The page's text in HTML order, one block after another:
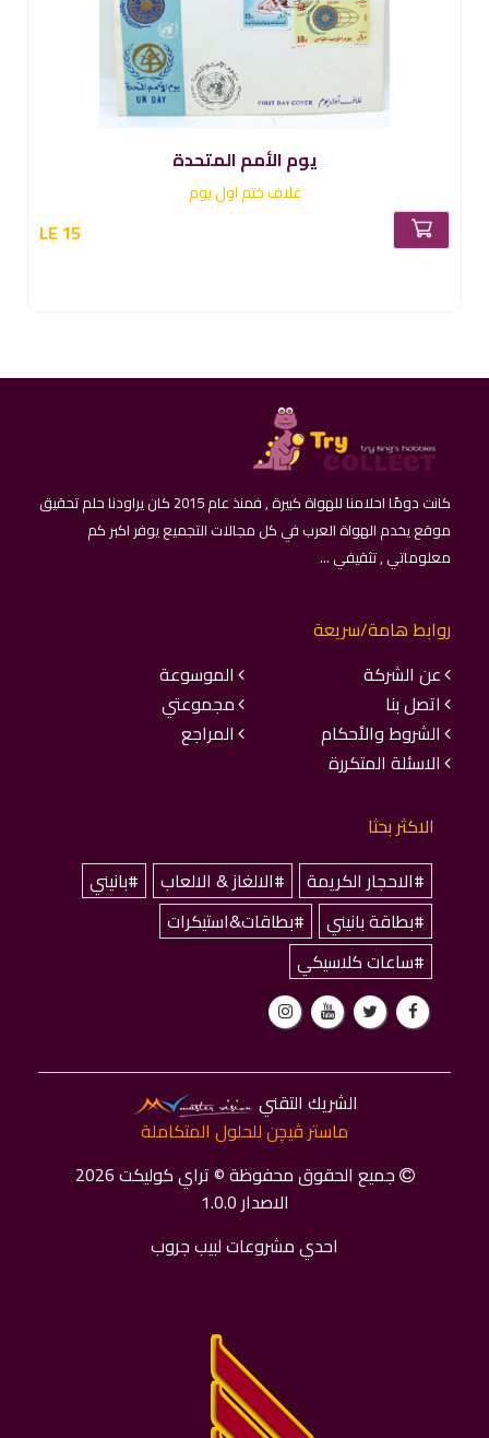
يوم الأمم المتحدة
غلاف ختم اول يوم
LE 15
كانت دومًا احلامنا للهواة كبيرة , فمنذ عام 2015 كان يراودنا حلم تحقيق
موقع يخدم الهواة العرب في كل مجالات التجميع يوفر اكبر كم
معلوماتي , تثقيفي ...
روابط هامة/سريعة
عن الشركة
الموسوعة
اتصل بنا
مجموعتي
الشروط والأحكام
المراجع
الاسئلة المتكررة
الاكثر بحثا
#الاحجار الكريمة
#الالغاز & الالعاب
#بانيني
#بطاقة بانيني
#بطاقات&استيكرات
#ساعات كلاسيكي
الشريك التقني
ماستر ﭬﻴﭽﻦ للحلول المتكاملة
جميع الحقوق محفوظة © تراي كوليكت 2026
الاصدار 1.0.0
احدي مشروعات لبيب جروب